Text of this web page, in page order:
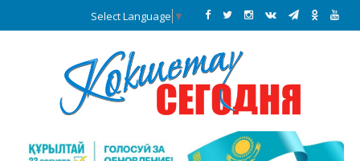
Select Language ▼